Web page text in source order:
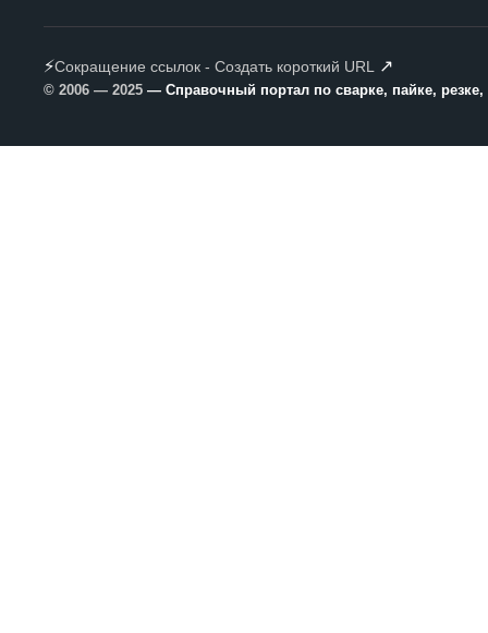
⚡Сокращение ссылок - Создать короткий URL ↗
© 2006 — 2025 — Справочный портал по сварке, пайке,